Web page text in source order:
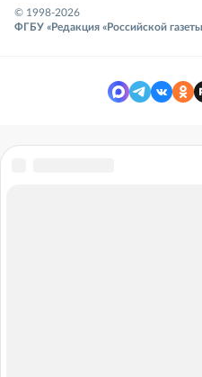
© 1998-2026
ФГБУ «Редакция «Российской